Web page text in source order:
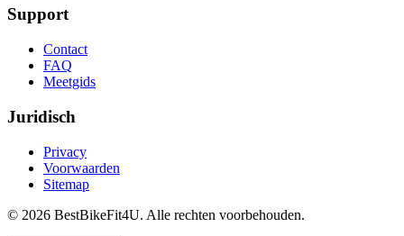
Support
Contact
FAQ
Meetgids
Juridisch
Privacy
Voorwaarden
Sitemap
© 2026 BestBikeFit4U. Alle rechten voorbehouden.